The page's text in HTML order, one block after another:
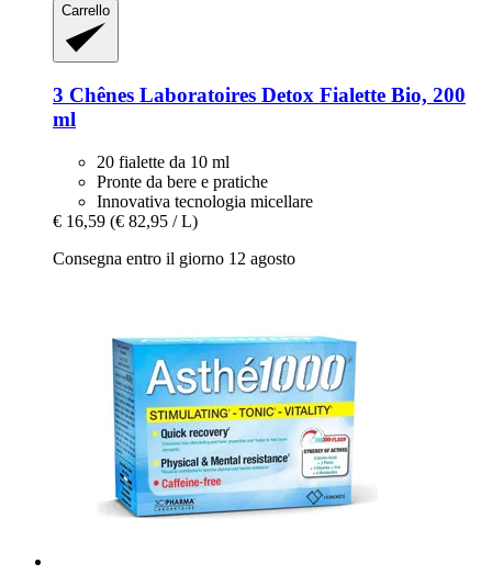
Carrello
3 Chênes Laboratoires Detox Fialette Bio, 200
ml
20 fialette da 10 ml
Pronte da bere e pratiche
Innovativa tecnologia micellare
€ 16,59 (€ 82,95 / L)
Consegna entro il giorno 12 agosto